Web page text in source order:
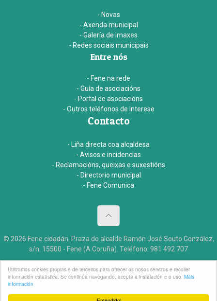
Utilizamos cookies propias e de terceiros para ofrecer os nosos servizos e recoller
información estatística. Se continúa navegando, acepta a instalación e o uso. Máis
información
- Novas
- Axenda municipal
- Galería de imaxes
- Redes sociais municipais
Entre nós
- Fene na rede
- Guía de asociacións
- Portal de asociacións
- Outros teléfonos de interese
Contacto
- Liña directa coa alcaldesa
- Avisos e incidencias
- Reclamacións, queixas e suxestións
- Directorio municipal
- Fene Comunica
© 2026 Fene cidadán. Praza do alcalde Ramón José Souto González,
s/n. 15500 - Fene (A Coruña). Teléfono: 981 492 707